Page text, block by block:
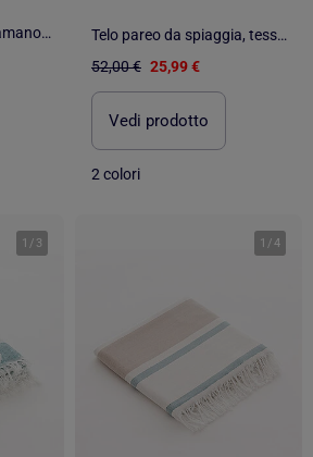
Harry Potter - Asciugamano da bagno per bambini in cotone Magic - Telo mare 70x140 cm
Telo pareo da spiaggia, tessuto in rilievo, fouta - Gamusi.
52,00 € 25,99 €
Vedi prodotto
2 colori
1 / 3 1 /4